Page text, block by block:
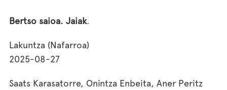
Bertso saioa. Jaiak.
Lakuntza (Nafarroa)
2025-08-27
Saats Karasatorre, Onintza Enbeita, Aner Peritz